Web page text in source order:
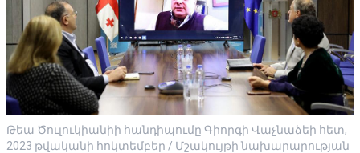
Թեա Ծուլուկիանիի հանդիպումը Գիորգի Վաչնաձեի հետ,
2023 թվականի հոկտեմբեր / Մշակույթի նախարարության